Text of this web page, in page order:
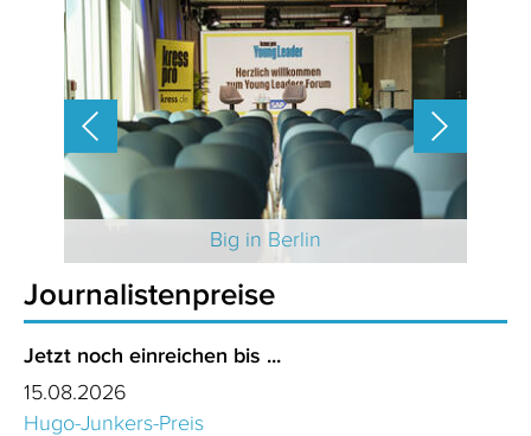
Big in Berlin
Journalistenpreise
Jetzt noch einreichen bis ...
15.08.2026
Hugo-Junkers-Preis